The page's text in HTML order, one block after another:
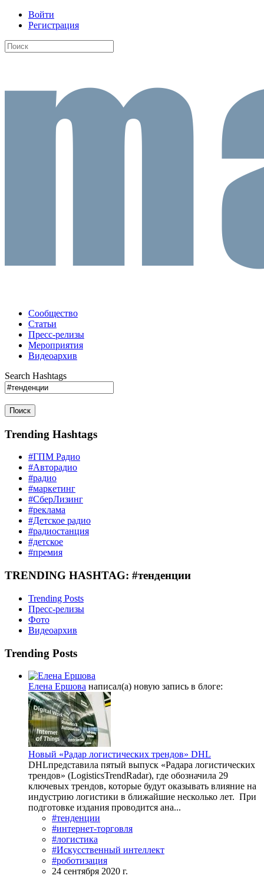
Войти
Регистрация
Сообщество
Статьи
Пресс-релизы
Мероприятия
Видеоархив
Search Hashtags
Поиск
Trending Hashtags
#ГПМ Радио
#Авторадио
#радио
#маркетинг
#СберЛизинг
#реклама
#Детское радио
#радиостанция
#детское
#премия
TRENDING HASHTAG: #тенденции
Trending Posts
Пресс-релизы
Фото
Видеоархив
Trending Posts
Елена Ершова написал(а) новую запись в блоге:
Новый «Радар логистических трендов» DHL
DHLпредставила пятый выпуск «Радара логистических
трендов» (LogisticsTrendRadar), где обозначила 29
ключевых трендов, которые будут оказывать влияние на
индустрию логистики в ближайшие несколько лет. При
подготовке издания проводится ана...
#тенденции
#интернет-торговля
#логистика
#Искусственный интеллект
#роботизация
24 сентября 2020 г.